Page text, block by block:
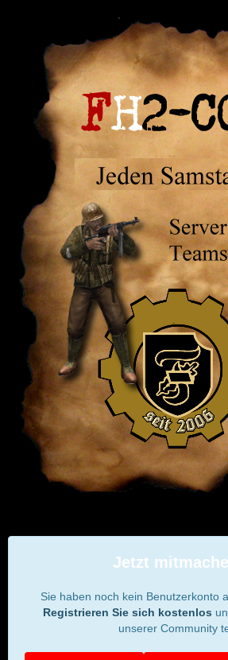
Jetzt
Sie haben noch kein Benutzerkonto
Registrieren Sie sich kostenlos
unserer Community